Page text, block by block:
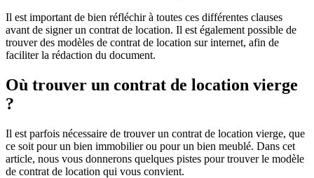
Il est important de bien réfléchir à toutes ces différentes clauses
avant de signer un contrat de location. Il est également possible de
trouver des modèles de contrat de location sur internet, afin de
faciliter la rédaction du document.
Où trouver un contrat de location vierge
?
Il est parfois nécessaire de trouver un contrat de location vierge, que
ce soit pour un bien immobilier ou pour un bien meublé. Dans cet
article, nous vous donnerons quelques pistes pour trouver le modèle
de contrat de location qui vous convient.